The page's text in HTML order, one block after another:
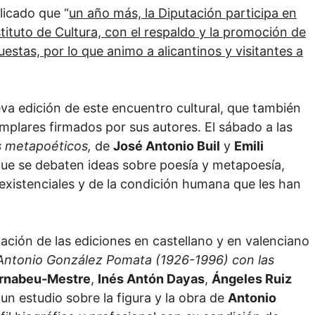
que “un año más, la Diputación participa en
de Cultura, con el respaldo y la promoción de
por lo que animo a alicantinos y visitantes a
edición de este encuentro cultural, que también
firmados por sus autores. El sábado a las
metapoéticos, de José Antonio Buil y Emili
se debaten ideas sobre poesía y metapoesía,
y de la condición humana que les han
de las ediciones en castellano y en valenciano
González Pomata (1926-1996) con las
Mestre, Inés Antón Dayas, Ángeles Ruiz
estudio sobre la figura y la obra de Antonio